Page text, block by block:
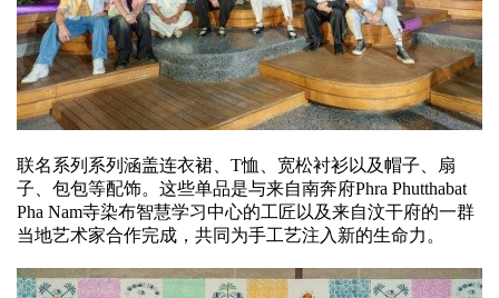
联名系列系列涵盖连衣裙、T恤、宽松衬衫以及帽子、扇
子、包包等配饰。这些单品是与来自南奔府Phra Phutthabat
Pha Nam寺染布智慧学习中心的工匠以及来自汶干府的一群
当地艺术家合作完成，共同为手工艺注入新的生命力。